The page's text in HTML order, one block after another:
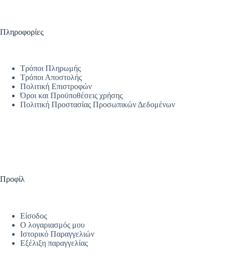
Πληροφορίες
Τρόποι Πληρωμής
Τρόποι Αποστολής
Πολιτική Επιστροφών
Όροι και Προϋποθέσεις χρήσης
Πολιτική Προστασίας Προσωπικών Δεδομένων
Προφίλ
Είσοδος
Ο λογαριασμός μου
Ιστορικό Παραγγελιών
Εξέλιξη παραγγελίας